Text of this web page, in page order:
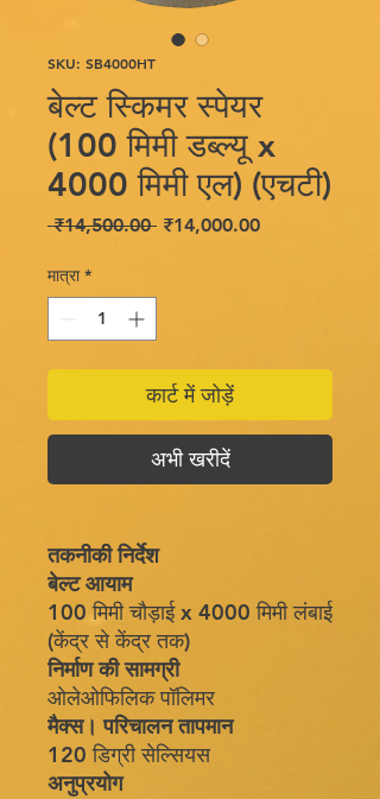
SKU: SB4000HT
बेल्ट स्किमर स्पेयर
(100 मिमी डब्ल्यू x
4000 मिमी एल) (एचटी)
₹14,500.00 नियमित
₹14,000.00बिक्री
मात्रा *
कार्ट में जोड़ें
अभी खरीदें
तकनीकी निर्देश
बेल्ट आयाम
100 मिमी चौड़ाई x 4000 मिमी लंबाई
(केंद्र से केंद्र तक)
निर्माण की सामग्री
ओलेओफिलिक पॉलिमर
मैक्स। परिचालन तापमान
120 डिग्री सेल्सियस
अनुप्रयोग